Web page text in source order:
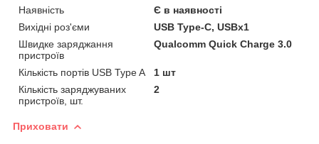
Наявність
Є в наявності
Вихідні роз'єми
USB Type-C, USBx1
Швидке заряджання
пристроїв
Qualcomm Quick Charge 3.0
Кількість портів USB Type A
1 шт
Кількість заряджуваних
пристроїв, шт.
2
Приховати